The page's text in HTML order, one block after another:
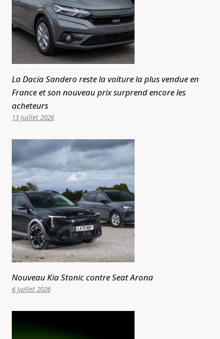
La Dacia Sandero reste la voiture la plus vendue en
France et son nouveau prix surprend encore les
acheteurs
13 juillet 2026
Nouveau Kia Stonic contre Seat Arona
6 juillet 2026